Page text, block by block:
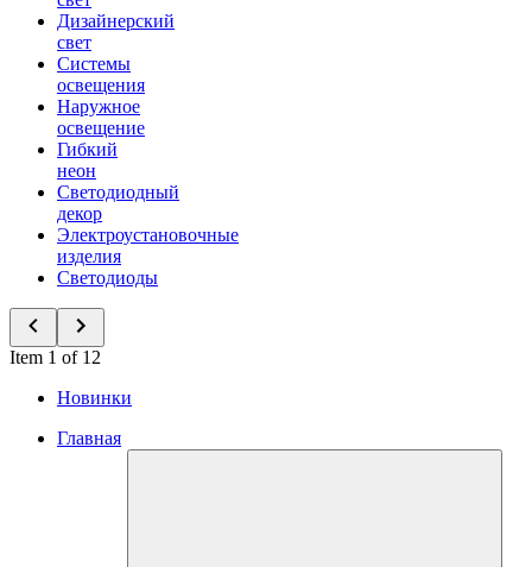
Дизайнерский
свет
Системы
освещения
Наружное
освещение
Гибкий
неон
Светодиодный
декор
Электроустановочные
изделия
Светодиоды
Item 1 of 12
Новинки
Главная